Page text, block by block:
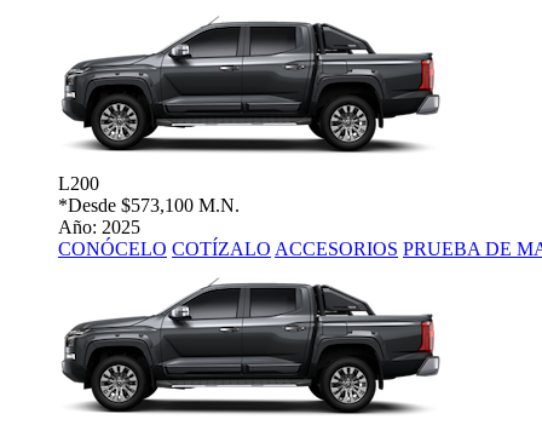
L200
*Desde $573,100 M.N.
Año: 2025
CONÓCELO COTÍZALO ACCESORIOS PRUEBA DE